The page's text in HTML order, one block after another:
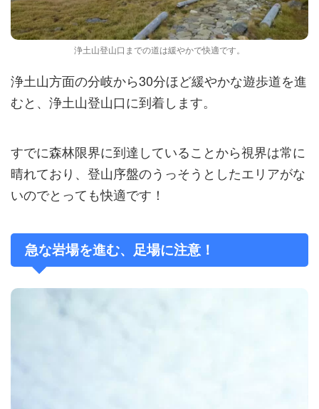
浄土山登山口までの道は緩やかで快適です。
浄土山方面の分岐から30分ほど緩やかな遊歩道を進
むと、浄土山登山口に到着します。
すでに森林限界に到達していることから視界は常に
晴れており、登山序盤のうっそうとしたエリアがな
いのでとっても快適です！
急な岩場を進む、足場に注意！